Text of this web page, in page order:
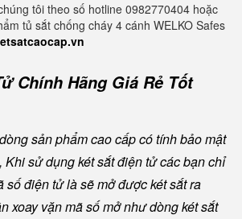
tôi theo số hotline 0982770404 hoặc
tủ sắt chống cháy 4 cánh WELKO Safes
Chính Hãng Giá Rẻ Tốt
sản phẩm cao cấp có tính bảo mật
Khi sử dụng két sắt điện tử các bạn chỉ
số điện tử là sẽ mở được két sắt ra
xoay vặn mã số mở như dòng két sắt